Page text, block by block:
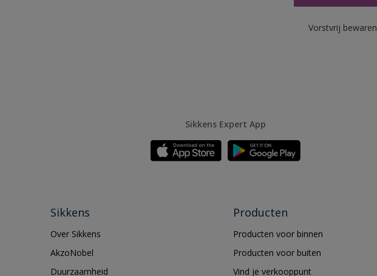
Vorstvrij bewaren
Sikkens Expert App
Sikkens
Over Sikkens
AkzoNobel
Duurzaamheid
Producten
Producten voor binnen
Producten voor buiten
Vind je verkooppunt